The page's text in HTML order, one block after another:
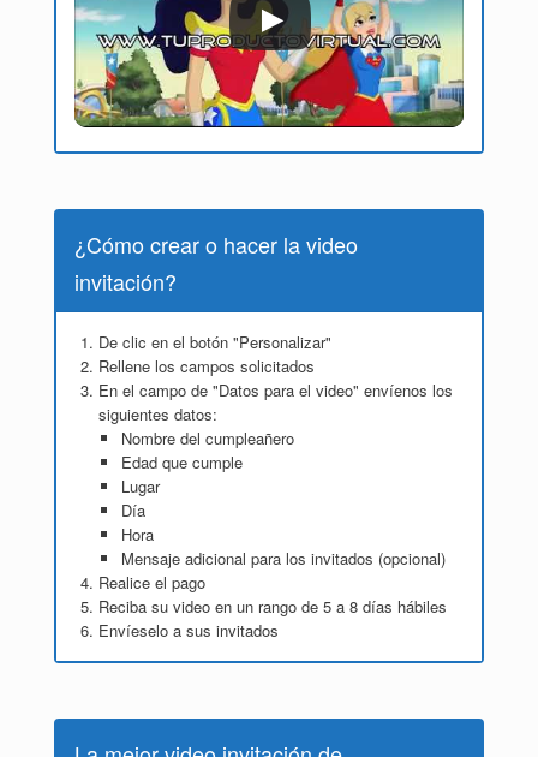
¿Cómo crear o hacer la video
invitación?
De clic en el botón "Personalizar"
Rellene los campos solicitados
En el campo de "Datos para el video" envíenos los
siguientes datos:
Nombre del cumpleañero
Edad que cumple
Lugar
Día
Hora
Mensaje adicional para los invitados (opcional)
Realice el pago
Reciba su video en un rango de 5 a 8 días hábiles
Envíeselo a sus invitados